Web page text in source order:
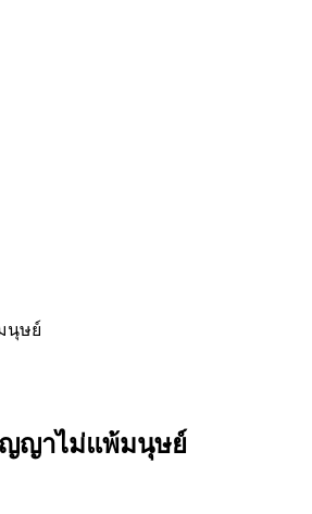
นุษย์
ญญาไม่แพ้มนุษย์